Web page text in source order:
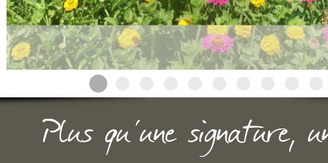
Plus qu'une signature,